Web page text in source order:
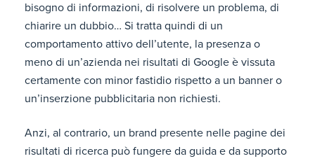
bisogno di informazioni, di risolvere un problema, di
chiarire un dubbio… Si tratta quindi di un
comportamento attivo dell’utente, la presenza o
meno di un’azienda nei risultati di Google è vissuta
certamente con minor fastidio rispetto a un banner o
un’inserzione pubblicitaria non richiesti.
Anzi, al contrario, un brand presente nelle pagine dei
risultati di ricerca può fungere da guida e da supporto